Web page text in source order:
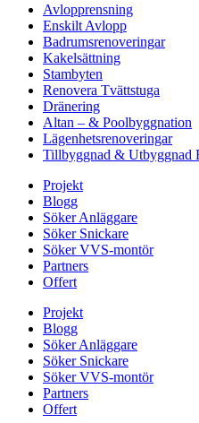
Avlopprensning
Enskilt Avlopp
Badrumsrenoveringar
Kakelsättning
Stambyten
Renovera Tvättstuga
Dränering
Altan – & Poolbyggnation
Lägenhetsrenoveringar
Tillbyggnad & Utbyggnad
Projekt
Blogg
Söker Anläggare
Söker Snickare
Söker VVS-montör
Partners
Offert
Projekt
Blogg
Söker Anläggare
Söker Snickare
Söker VVS-montör
Partners
Offert